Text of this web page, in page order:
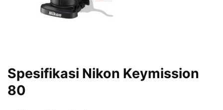
Spesifikasi Nikon Keymission
80